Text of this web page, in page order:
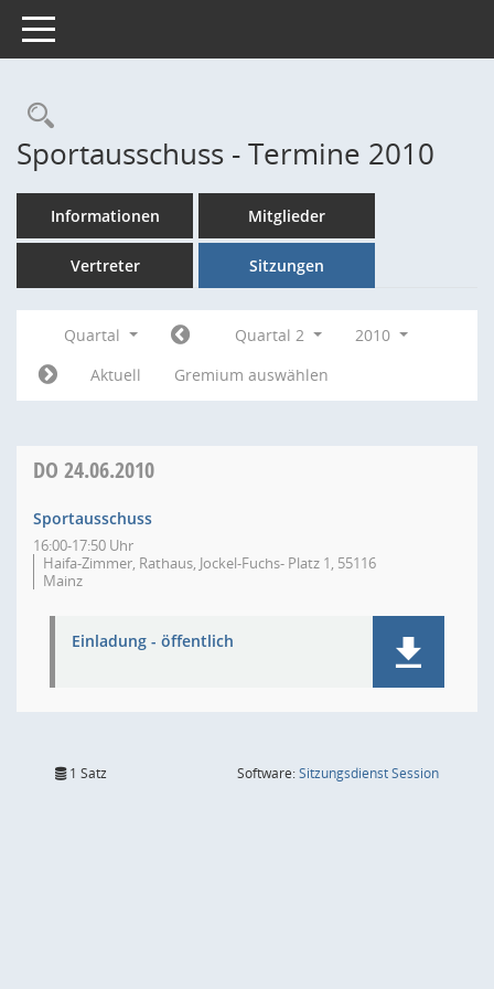
Toggle navigation
Rechercheauswahl
Sportausschuss - Termine 2010
Informationen Mitglieder
Vertreter Sitzungen
Quartal Quartal 2
2010
Aktuell
Gremium auswählen
DO 24.06.2010
Sportausschuss
16:00-17:50 Uhr
Haifa-Zimmer, Rathaus, Jockel-Fuchs- Platz 1, 55116
Mainz
Einladung - öffentlich
1 Satz Software:SitzungsdienstSession(Wird in